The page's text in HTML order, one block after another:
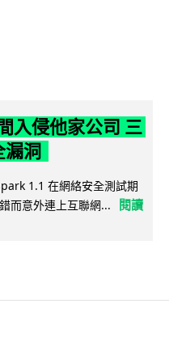
入侵他家公司 三
洞
1.1 在網絡安全測試期
而意外連上互聯網...
閱讀